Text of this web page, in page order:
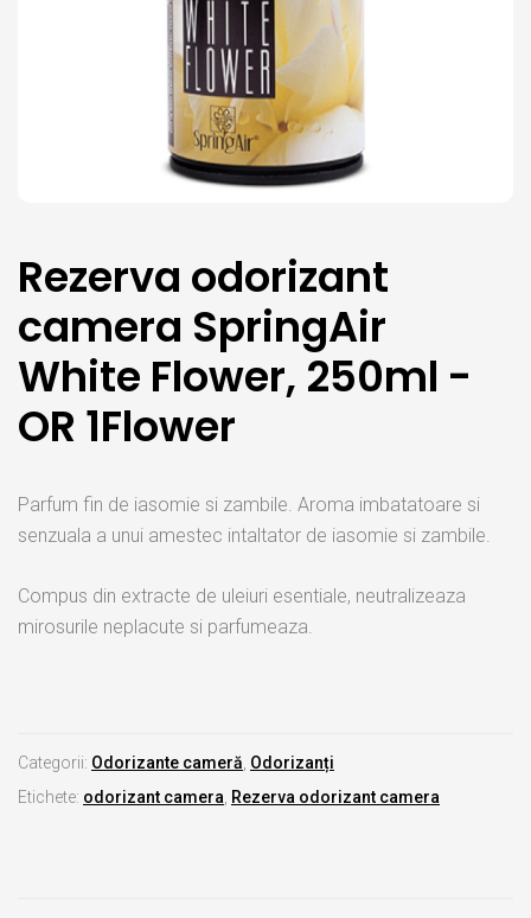
Rezerva odorizant
camera SpringAir
White Flower, 250ml -
OR 1Flower
Parfum fin de iasomie si zambile. Aroma imbatatoare si
senzuala a unui amestec intaltator de iasomie si zambile.
Compus din extracte de uleiuri esentiale, neutralizeaza
mirosurile neplacute si parfumeaza.
Categorii: Odorizante cameră, Odorizanți
Etichete: odorizant camera, Rezerva odorizant camera